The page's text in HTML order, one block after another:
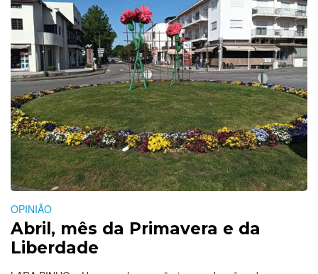
OPINIÃO
Abril, mês da Primavera e da
Liberdade